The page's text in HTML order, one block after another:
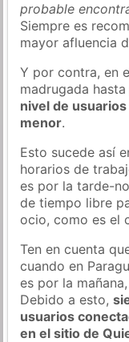
probable
Siempre es
mayor afluencia
Y por contra, en
madrugada
nivel de
menor.
Esto sucede así
horarios de
es por la tarde-
de tiempo libre
ocio, como es el
Ten en cuenta
cuando en
es por la
Debido a esto,
usuarios
en el sitio de